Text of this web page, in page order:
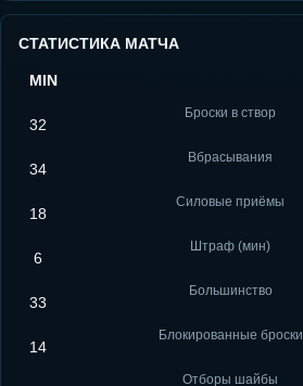
СТАТИСТИКА МАТЧА
MIN
32
Броски в створ
34
Вбрасывания
18
Силовые приёмы
6
Штраф (мин)
33
Большинство
14
Блокированные броски
Отборы шайбы